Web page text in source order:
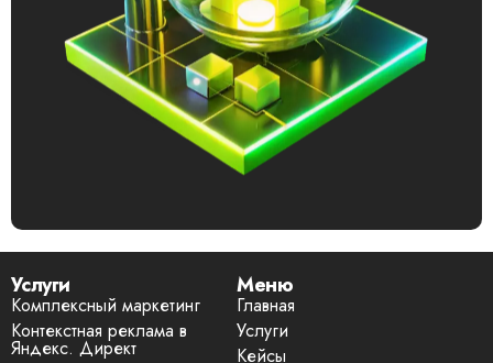
Услуги
Комплексный маркетинг
Контекстная реклама в
Яндекс. Директ
Меню
Главная
Услуги
Кейсы